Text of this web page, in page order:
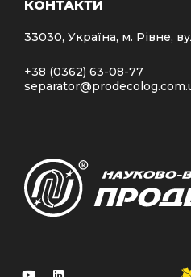
КОНТАКТИ
33030, Україна, м. Рівне,
+38 (0362) 63-08-77